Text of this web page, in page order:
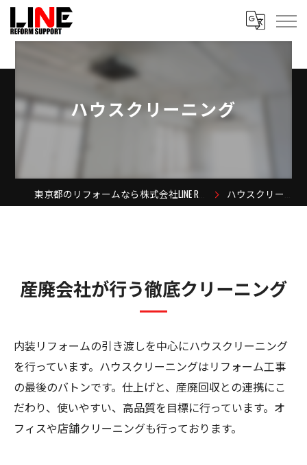
ハウスクリーニング
ハウスクリーニング
産廃会社が行う徹底クリーニング
内装リフォームの引き渡しを中心にハウスクリーニング
を行っています。ハウスクリーニングはリフォーム工事
の最後のバトンです。仕上げと、産廃回収との連携にこ
だわり、使いやすい、高品質を目標に行っています。オ
フィスや店舗クリーニングも行っております。